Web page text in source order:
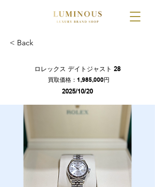
< Back
ロレックス デイトジャスト 28
買取価格：1,985,000円
2025/10/20